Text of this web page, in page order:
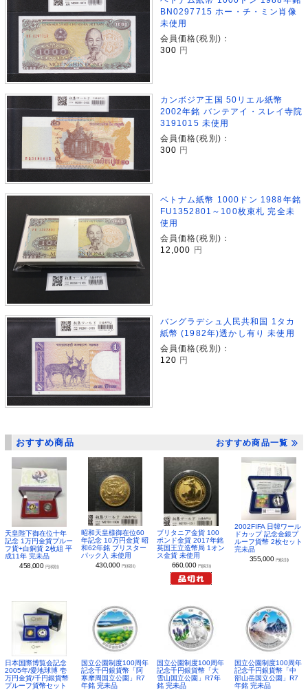
BN0297715 ホー・チ・ミン肖像
未使用
会員価格(税別)：
300 円
カンボジア王国 50リエル紙幣
2002年銘 バンテアイ・スレイ寺院
3191015 未使用
会員価格(税別)：
300 円
ベトナム紙幣 1000ドン 1988年銘
FU1352801～100枚束札 完全未
使用
会員価格(税別)：
12,000
円
バングラデシュ人民共和国 1タカ
紙幣 (1982年)透かし有り 未使用
会員価格(税別)：
120 円
おすすめ商品 おすすめ商品一覧
天皇陛下御在位十年
記念 1万円金貨プルー
フ貨+白銅貨 2枚組 平
成11年 完未品
458,000 円(税別)
昭和天皇様御在位60
年記念 10万円金貨 昭
和62年銘 ブリスター
パック入 未使用
430,000 円(税別)
ブリタニア金貨 100
ポンド金貨 2017年銘
英国王立造幣局 1オン
ス金貨 未使用
660,000 円(税別)
2002FIFA 日韓ワール
ドカップ 記念金銀プ
ルーフ貨幣 2枚セット
完未品
355,000 円(税別)
日本国際博覧会記念
2005年/愛地球博 壱
万円金貨/千円銀貨幣
プルーフ貨幣セット
国立公園制度100周年
記念千円銀貨幣「阿
寒摩周国立公園」R7
年銘 完未品
国立公園制度100周年
記念千円銀貨幣「大
雪山国立公園」R7年
銘 完未品
国立公園制度100周年
記念千円銀貨幣「中
部山岳国立公園」R7
年銘 完未品